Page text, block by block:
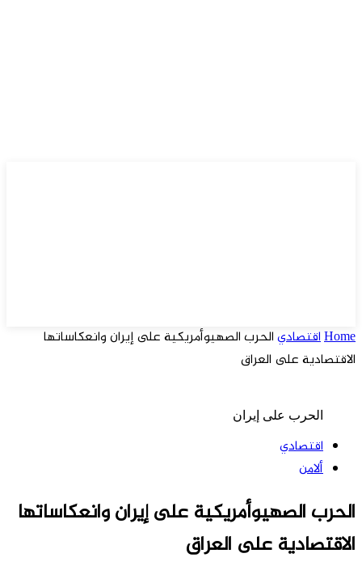
Homeاقتصاديالحرب الصهيوأمريكية على إيران وانعكاساتها
الاقتصادية على العراق
الحرب على إيران
اقتصادي
ألامن
الحرب الصهيوأمريكية على إيران وانعكاساتها
الاقتصادية على العراق